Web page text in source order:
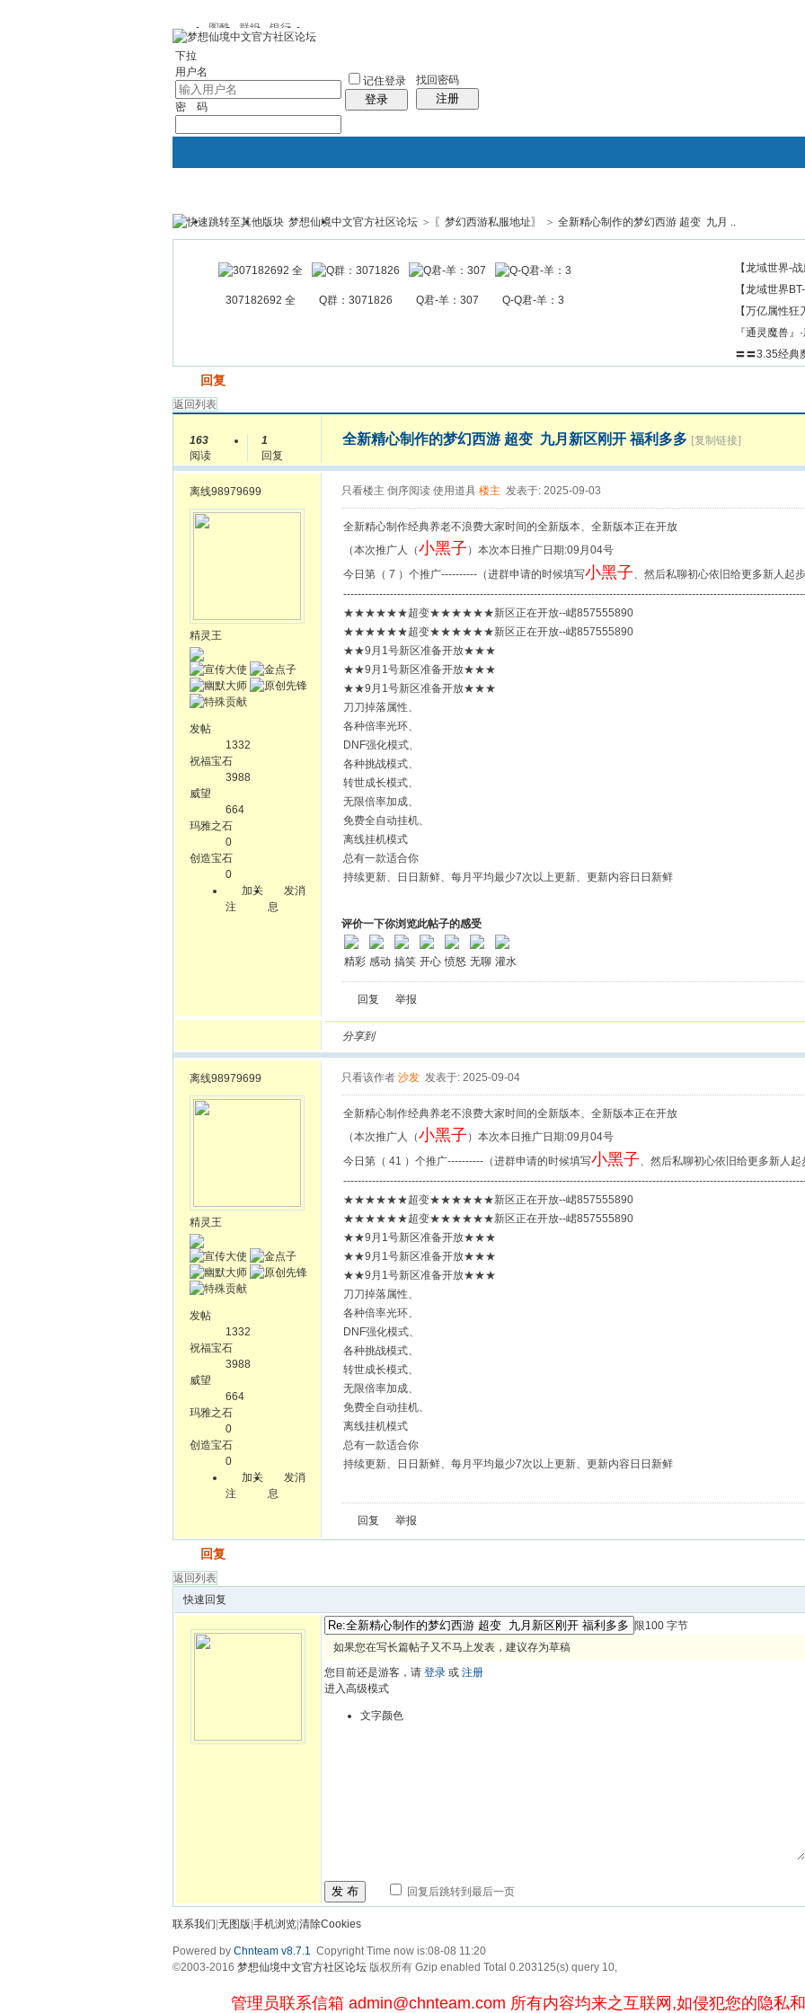
图酷 群组 银行
下拉
用户名
密 码
记住登录
登录
找回密码
注册
银行 群组聚合 我的空间
帖子
搜索
梦想仙境中文官方社区论坛 > 〖梦幻西游私服地址〗 > 全新精心制作的梦幻西游 超变 九月 ..
307182692 全 Q群：3071826 Q君-羊：307 Q-Q君-羊：3
【龙域世界-
【龙域世界
【万亿属性
『通灵魔兽
〓〓3.35经典
回复
返回列表
163
阅读
1
回复
全新精心制作的梦幻西游 超变 九月新区刚开 福利多多 [复制链接]
离线98979699
精灵王
发帖
1332
祝福宝石
3988
威望
664
玛雅之石
0
创造宝石
0
加关
注
发消
息
只看楼主 倒序阅读 使用道具 楼主 发表于: 2025-09-03
全新精心制作经典养老不浪费大家时间的全新版本、全新版本正在开放
（本次推广人（小黑子 ）本次本日推广日期:09月04号
今日第（ 7 ）个推广----------（进群申请的时候填写小黑子、然后私聊初心依旧给更多新人起步
★★★★★★超变★★★★★★新区正在开放--峮857555890
★★★★★★超变★★★★★★新区正在开放--峮857555890
★★9月1号新区准备开放★★★
★★9月1号新区准备开放★★★
★★9月1号新区准备开放★★★
刀刀掉落属性、
各种倍率光环、
DNF强化模式、
各种挑战模式、
转世成长模式、
无限倍率加成、
免费全自动挂机、
离线挂机模式
总有一款适合你
持续更新、日日新鲜、每月平均最少7次以上更新、更新内容日日新鲜
评价一下你浏览此帖子的感受
精彩 感动 搞笑 开心 愤怒 无聊 灌水
回复 举报
分享到
离线98979699
精灵王
发帖
1332
祝福宝石
3988
威望
664
玛雅之石
0
创造宝石
0
加关
注
发消
息
只看该作者 沙发 发表于: 2025-09-04
全新精心制作经典养老不浪费大家时间的全新版本、全新版本正在开放
（本次推广人（小黑子 ）本次本日推广日期:09月04号
今日第（ 41 ）个推广----------（进群申请的时候填写小黑子、然后私聊初心依旧给更多新人起
★★★★★★超变★★★★★★新区正在开放--峮857555890
★★★★★★超变★★★★★★新区正在开放--峮857555890
★★9月1号新区准备开放★★★
★★9月1号新区准备开放★★★
★★9月1号新区准备开放★★★
刀刀掉落属性、
各种倍率光环、
DNF强化模式、
各种挑战模式、
转世成长模式、
无限倍率加成、
免费全自动挂机、
离线挂机模式
总有一款适合你
持续更新、日日新鲜、每月平均最少7次以上更新、更新内容日日新鲜
回复 举报
回复
返回列表
快速回复
限100 字节
如果您在写长篇帖子又不马上发表，建议存为草稿
您目前还是游客，请 登录 或 注册
进入高级模式
文字颜色
发 布 回复后跳转到最后一页
联系我们 无图版 手机浏览 清除Cookies
Powered by Chnteam v8.7.1 Copyright Time now is:08-08 11:20
©2003-2016 梦想仙境中文官方社区论坛 版权所有 Gzip enabled Total 0.203125(s) query 10,
管理员联系信箱 admin@chnteam.com 所有内容均来之互联网,如侵犯您的隐私